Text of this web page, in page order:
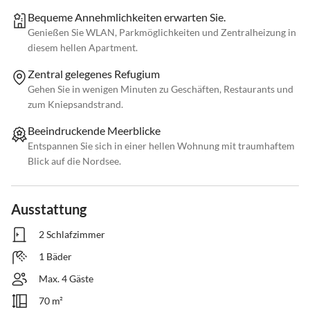
Bequeme Annehmlichkeiten erwarten Sie.
Genießen Sie WLAN, Parkmöglichkeiten und Zentralheizung in
diesem hellen Apartment.
Zentral gelegenes Refugium
Gehen Sie in wenigen Minuten zu Geschäften, Restaurants und
zum Kniepsandstrand.
Beeindruckende Meerblicke
Entspannen Sie sich in einer hellen Wohnung mit traumhaftem
Blick auf die Nordsee.
Ausstattung
2 Schlafzimmer
1 Bäder
Max. 4 Gäste
70 m²